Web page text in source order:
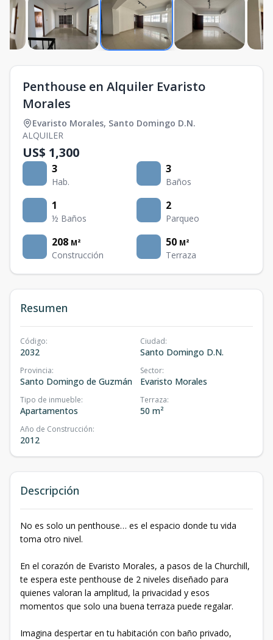
Penthouse en Alquiler Evaristo
Morales
Evaristo Morales, Santo Domingo D.N.
ALQUILER
US$ 1,300
3
Hab.
3
Baños
1
½ Baños
2
Parqueo
208 M²
Construcción
50 M²
Terraza
Resumen
Código:
2032
Ciudad:
Santo Domingo D.N.
Provincia:
Santo Domingo de Guzmán
Sector:
Evaristo Morales
Tipo de inmueble:
Apartamentos
Terraza:
50 m²
Año de Construcción:
2012
Descripción
No es solo un penthouse… es el espacio donde tu vida
toma otro nivel.
En el corazón de Evaristo Morales, a pasos de la Churchill,
te espera este penthouse de 2 niveles diseñado para
quienes valoran la amplitud, la privacidad y esos
momentos que solo una buena terraza puede regalar.
Imagina despertar en tu habitación con baño privado,